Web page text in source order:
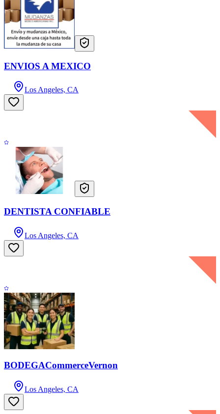
ENVIOS A MEXICO
Los Angeles, CA
DENTISTA CONFIABLE
Los Angeles, CA
BODEGACommerceVernon
Los Angeles, CA